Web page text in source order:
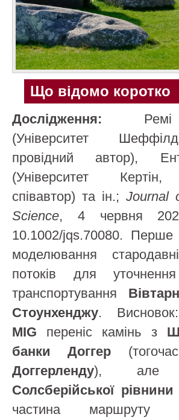
Що відомо коротко
Дослідження: Ремі
(Університет
провідний автор),
(Університет Кертін,
співавтор) та ін.; Journal
Science, 4 червня
10.1002/jqs.70080. Перше
моделювання
потоків для
транспортування
Стоунхенджу.
MIG переніс камінь з
банки Доггер
Доггерленду), але
Солсберійської рівнини
частина маршруту